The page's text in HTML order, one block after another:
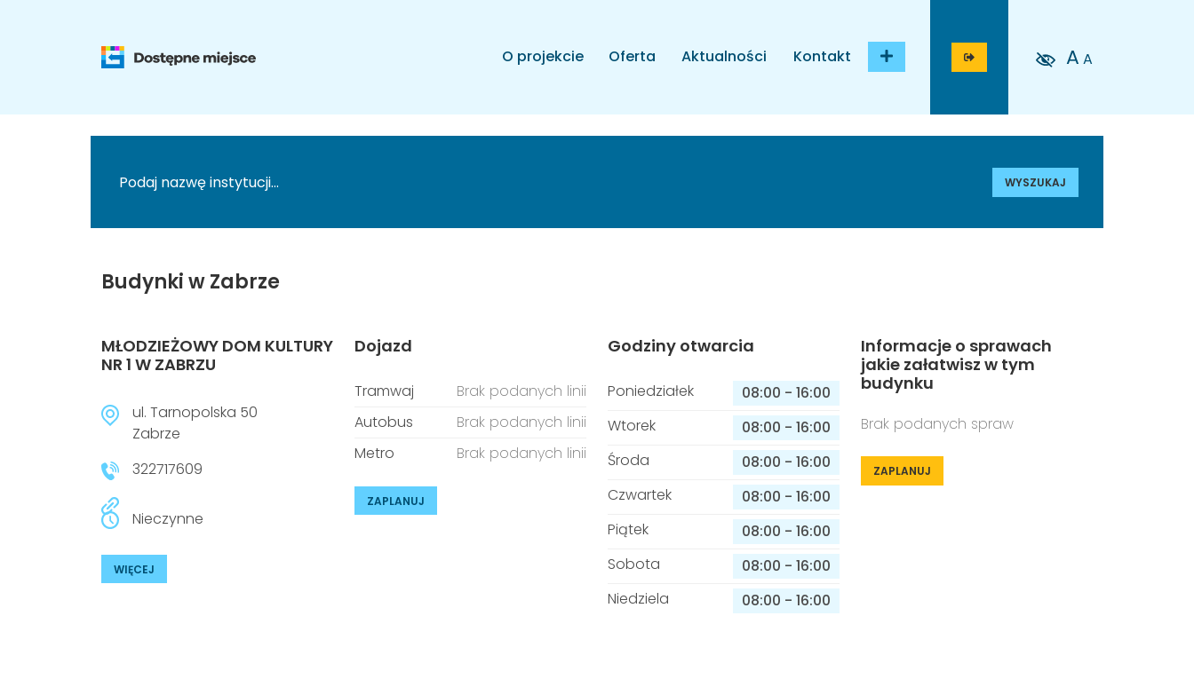
O projekcie Oferta Aktualności Kontakt A A
WYSZUKAJ
Budynki w Zabrze
MŁODZIEŻOWY DOM KULTURY
NR 1 W ZABRZU
ul. Tarnopolska 50
Zabrze
322717609
Nieczynne
WIĘCEJ
Dojazd
Tramwaj
Brak podanych linii
Autobus
Brak podanych linii
Metro
Brak podanych linii
ZAPLANUJ
Godziny otwarcia
Poniedziałek 08:00 - 16:00
Wtorek
08:00 - 16:00
Środa
08:00 - 16:00
Czwartek
08:00 - 16:00
Piątek
08:00 - 16:00
Sobota
08:00 - 16:00
Niedziela
08:00 - 16:00
Informacje o sprawach
jakie załatwisz w tym
budynku
Brak podanych spraw
ZAPLANUJ